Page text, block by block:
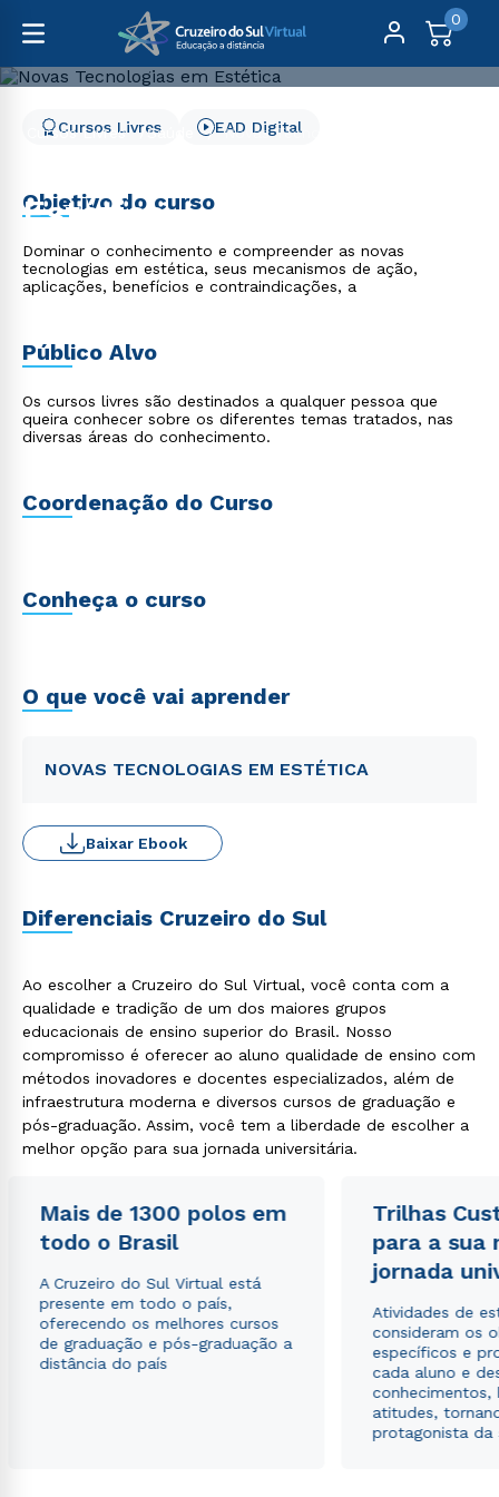
0
Cursos Livres Saúde Novas Tecnologias em Estética
Estética
Cursos Livres EAD Digital
Objetivo do curso
Dominar o conhecimento e compreender as novas
tecnologias em estética, seus mecanismos de ação,
aplicações, benefícios e contraindicações, a
Público Alvo
Os cursos livres são destinados a qualquer pessoa que
queira conhecer sobre os diferentes temas tratados, nas
diversas áreas do conhecimento.
Coordenação do Curso
Conheça o curso
O que você vai aprender
NOVAS TECNOLOGIAS EM ESTÉTICA
Baixar Ebook
Diferenciais Cruzeiro do Sul
Ao escolher a Cruzeiro do Sul Virtual, você conta com a
qualidade e tradição de um dos maiores grupos
educacionais de ensino superior do Brasil. Nosso
compromisso é oferecer ao aluno qualidade de ensino com
métodos inovadores e docentes especializados, além de
infraestrutura moderna e diversos cursos de graduação e
pós-graduação. Assim, você tem a liberdade de escolher a
melhor opção para sua jornada universitária.
Mais de 1300 polos em
todo o Brasil
A Cruzeiro do Sul Virtual está
presente em todo o país,
oferecendo os melhores cursos
de graduação e pós-graduação a
distância do país
Trilhas
para a sua
jornada
Atividades de
consideram os
específicos e
cada aluno e
conhecimentos,
atitudes,
protagonista da